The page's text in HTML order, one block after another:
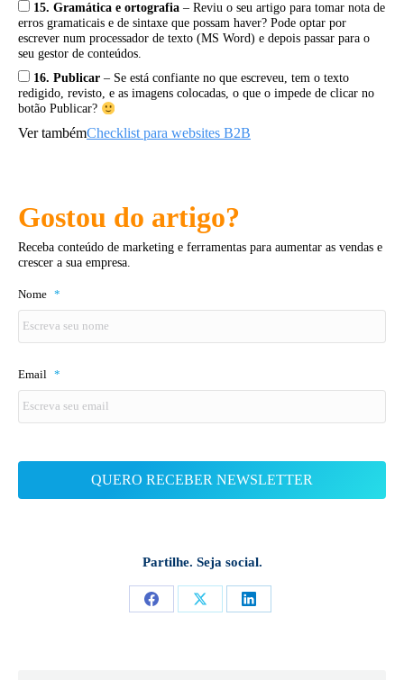
15. Gramática e ortografia – Reviu o seu artigo para tomar nota de
erros gramaticais e de sintaxe que possam haver? Pode optar por
escrever num processador de texto (MS Word) e depois passar para o
seu gestor de conteúdos.
16. Publicar – Se está confiante no que escreveu, tem o texto
redigido, revisto, e as imagens colocadas, o que o impede de clicar no
botão Publicar?
Ver tambémChecklist para websites B2B
Gostou do artigo?
Receba conteúdo de marketing e ferramentas para aumentar as vendas e
crescer a sua empresa.
Nome *
Email *
Partilhe. Seja social.
Share
Share
Share